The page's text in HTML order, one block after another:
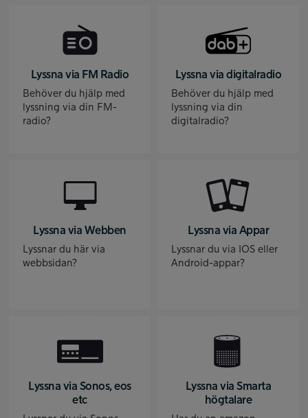
Lyssna via FM Radio
Behöver du hjälp med
lyssning via din FM-
radio?
Lyssna via digitalradio
Behöver du hjälp med
lyssning via din
digitalradio?
Lyssna via Webben
Lyssnar du här via
webbsidan?
Lyssna via Appar
Lyssnar du via IOS eller
Android-appar?
Lyssna via Sonos, eos
etc
Lyssna via Smarta
högtalare